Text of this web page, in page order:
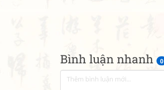
Bình luận nhanh 0